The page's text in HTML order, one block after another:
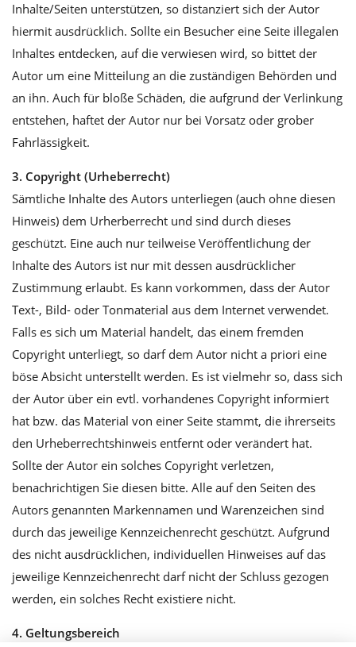
Inhalte/Seiten unterstützen, so distanziert sich der Autor
hiermit ausdrücklich. Sollte ein Besucher eine Seite illegalen
Inhaltes entdecken, auf die verwiesen wird, so bittet der
Autor um eine Mitteilung an die zuständigen Behörden und
an ihn. Auch für bloße Schäden, die aufgrund der Verlinkung
entstehen, haftet der Autor nur bei Vorsatz oder grober
Fahrlässigkeit.
3. Copyright (Urheberrecht)
Sämtliche Inhalte des Autors unterliegen (auch ohne diesen
Hinweis) dem Urherberrecht und sind durch dieses
geschützt. Eine auch nur teilweise Veröffentlichung der
Inhalte des Autors ist nur mit dessen ausdrücklicher
Zustimmung erlaubt. Es kann vorkommen, dass der Autor
Text-, Bild- oder Tonmaterial aus dem Internet verwendet.
Falls es sich um Material handelt, das einem fremden
Copyright unterliegt, so darf dem Autor nicht a priori eine
böse Absicht unterstellt werden. Es ist vielmehr so, dass sich
der Autor über ein evtl. vorhandenes Copyright informiert
hat bzw. das Material von einer Seite stammt, die ihrerseits
den Urheberrechtshinweis entfernt oder verändert hat.
Sollte der Autor ein solches Copyright verletzen,
benachrichtigen Sie diesen bitte. Alle auf den Seiten des
Autors genannten Markennamen und Warenzeichen sind
durch das jeweilige Kennzeichenrecht geschützt. Aufgrund
des nicht ausdrücklichen, individuellen Hinweises auf das
jeweilige Kennzeichenrecht darf nicht der Schluss gezogen
werden, ein solches Recht existiere nicht.
4. Geltungsbereich